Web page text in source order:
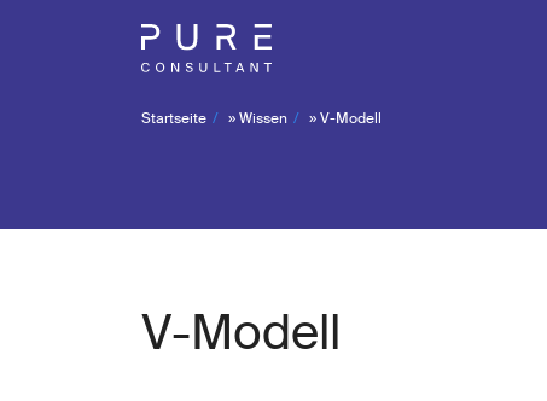
Startseite »Wissen »V-Modell
V-Modell